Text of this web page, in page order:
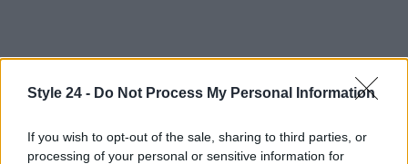
Style 24 - Do Not Process My Personal Information
If you wish to opt-out of the sale, sharing to third parties, or
processing of your personal or sensitive information for